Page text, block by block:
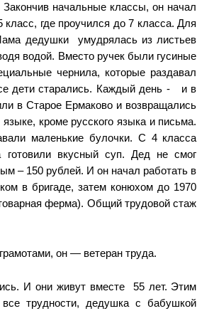
начальные классы, он начал
где проучился до 7 класса. Для
дедушки умудрялась из листьев
водой. Вместо ручек были гусиные
чернила, которые раздавал
дети старались. Каждый день - и в
в Старое Ермаково и возвращались
кроме русского языка и письма.
маленькие булочки. С 4 класса
вкусный суп. Дед не смог
– 150 рублей. И он начал работать в
в бригаде, затем конюхом до 1970
ферма). Общий трудовой стаж
он — ветеран труда.
И они живут вместе 55 лет. Этим
трудности, дедушка с бабушкой